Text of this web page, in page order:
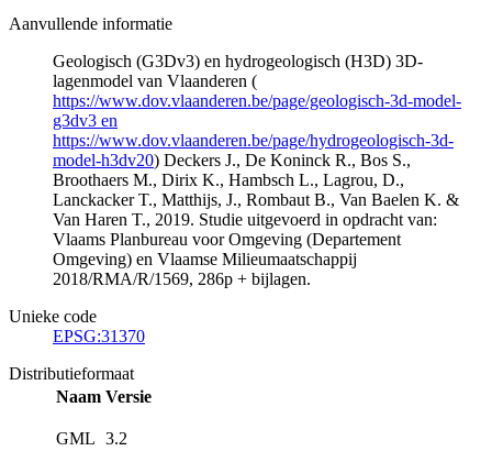
Aanvullende informatie
Geologisch (G3Dv3) en hydrogeologisch (H3D) 3D-
lagenmodel van Vlaanderen (
https://www.dov.vlaanderen.be/page/geologisch-3d-model-
g3dv3 en
https://www.dov.vlaanderen.be/page/hydrogeologisch-3d-
model-h3dv20) Deckers J., De Koninck R., Bos S.,
Broothaers M., Dirix K., Hambsch L., Lagrou, D.,
Lanckacker T., Matthijs, J., Rombaut B., Van Baelen K. &
Van Haren T., 2019. Studie uitgevoerd in opdracht van:
Vlaams Planbureau voor Omgeving (Departement
Omgeving) en Vlaamse Milieumaatschappij
2018/RMA/R/1569, 286p + bijlagen.
Unieke code
EPSG:31370
Distributieformaat
Naam Versie
GML 3.2